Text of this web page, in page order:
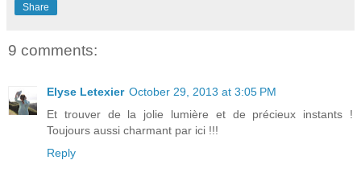
Share
9 comments:
Elyse Letexier October 29, 2013 at 3:05 PM
Et trouver de la jolie lumière et de précieux instants !
Toujours aussi charmant par ici !!!
Reply